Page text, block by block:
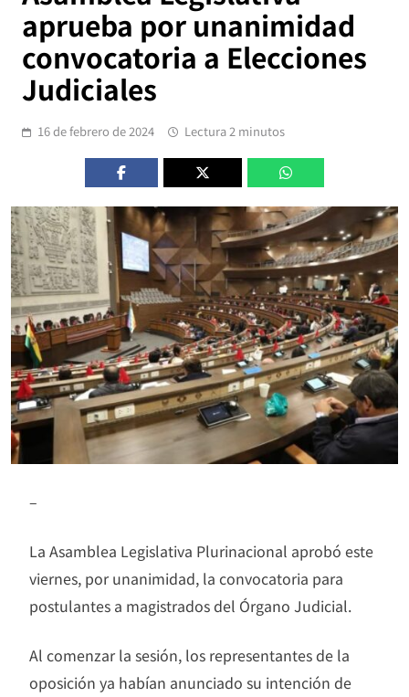
aprueba por unanimidad
convocatoria a Elecciones
Judiciales
16 de febrero de 2024 Lectura 2 minutos
–
La Asamblea Legislativa Plurinacional aprobó este
viernes, por unanimidad, la convocatoria para
postulantes a magistrados del Órgano Judicial.
Al comenzar la sesión, los representantes de la
oposición ya habían anunciado su intención de